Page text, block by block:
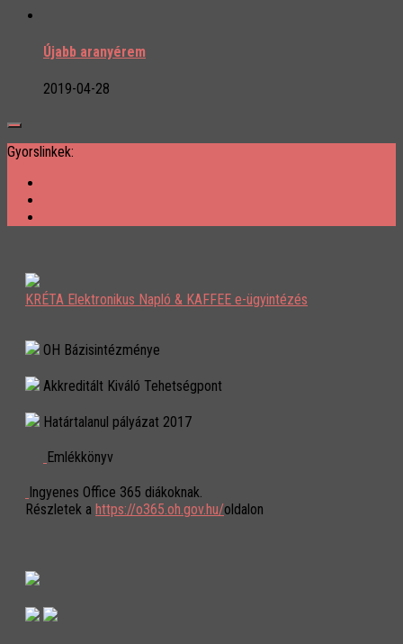
Újabb aranyérem
2019-04-28
Gyorslinkek:
KRÉTA Elektronikus Napló & KAFFEE e-ügyintézés
OH Bázisintézménye
Akkreditált Kiváló Tehetségpont
Határtalanul pályázat 2017
Emlékkönyv
Ingyenes Office 365 diákoknak.
Részletek a https://o365.oh.gov.hu/oldalon